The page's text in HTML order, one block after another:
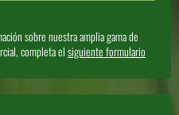
sobre nuestra amplia gama de
completa elsiguiente formulario